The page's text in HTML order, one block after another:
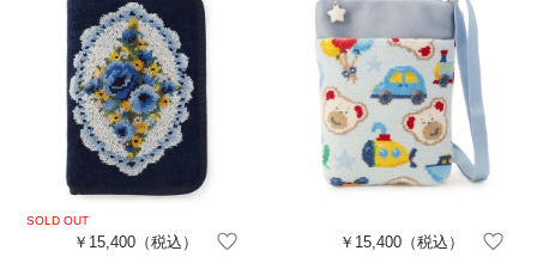
￥15,400（税込） ￥15,400 （税込）